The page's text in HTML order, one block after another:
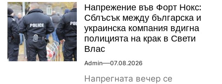
Напрежение във Форт Нокс:
Сблъсък между българска и
украинска компания вдигна
полицията на крак в Свети
Влас
Admin 07.08.2026
Напрегната вечер се